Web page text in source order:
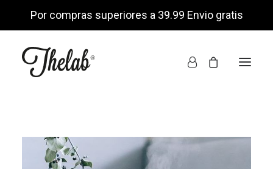
Por compras superiores a 39.99 Envio gratis
INICIO
MI CUENTA
LISTA DE DESEOS